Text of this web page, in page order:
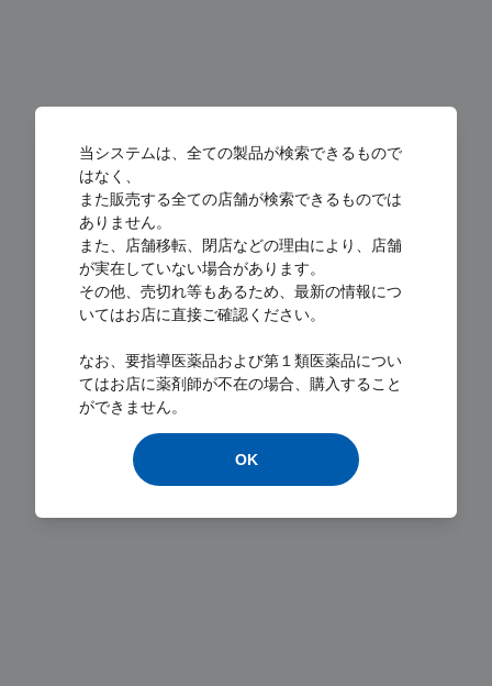
Loading...
当システムは、全ての製品が検索できるもので
はなく、
また販売する全ての店舗が検索できるものでは
ありません。
また、店舗移転、閉店などの理由により、店舗
が実在していない場合があります。
その他、売切れ等もあるため、最新の情報につ
いてはお店に直接ご確認ください。
なお、要指導医薬品および第１類医薬品につい
てはお店に薬剤師が不在の場合、購入すること
ができません。
OK